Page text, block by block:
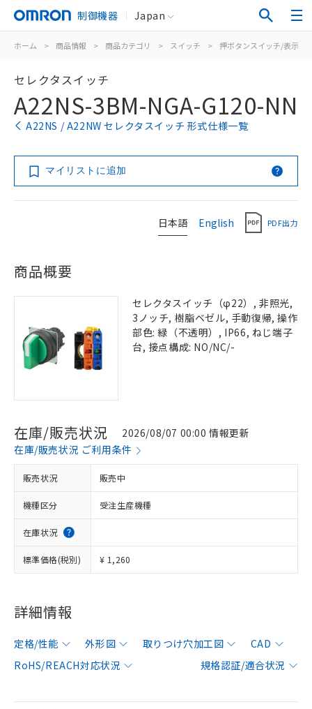
制御機器 Japan
ホーム > 商品情報 > 商品カテゴリ > スイッチ > 押ボタンスイッチ/表示灯
セレクタスイッチ
A22NS-3BM-NGA-G120-NN
A22NS / A22NW セレクタスイッチ 形式仕様一覧
マイリストに追加
日本語 English PDF出力
商品概要
セレクタスイッチ（φ22）, 非照光,
3ノッチ, 樹脂ベゼル, 手動復帰, 操作
部色: 緑（不透明）, IP66, ねじ端子
台, 接点構成: NO/NC/-
在庫/販売状況
2026/08/07 00:00 情報更新
在庫/販売状況 ご利用条件
販売状況 販売中
機種区分 受注生産機種
在庫状況
標準価格(税別) ¥ 1,260
詳細情報
定格/性能 外形図 取りつけ穴加工図
CAD
RoHS/REACH対応状況
規格認証/適合状況